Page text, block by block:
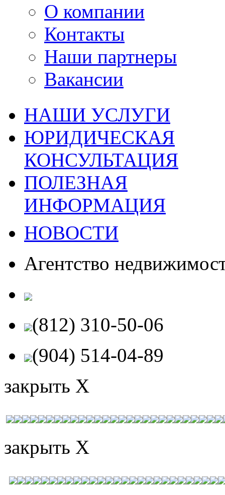
О компании
Контакты
Наши партнеры
Вакансии
НАШИ УСЛУГИ
ЮРИДИЧЕСКАЯ
КОНСУЛЬТАЦИЯ
ПОЛЕЗНАЯ
ИНФОРМАЦИЯ
НОВОСТИ
Агентство
(812) 310-50-06
(904) 514-04-89
закрыть X
закрыть X